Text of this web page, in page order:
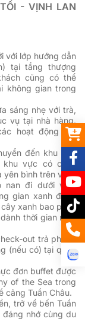
- VỊNH LAN
với lớp hướng dẫn
tại tầng thượng
cũng có thể
không gian trong
sáng nhẹ với trà,
vụ tại nhà hàng.
hoạt động trải
đến khu vực
khu vực có cảnh
yên bình trên vịnh.
nan đi dưới vòm
gian xanh được
xanh bao phủ.
thời gian nghỉ
out trả phòng
(nếu có) tại quẫy
đơn buffet được
of the Sea trong
cảng Tuần Châu.
trở về bến Tuần
nhớ cùng du